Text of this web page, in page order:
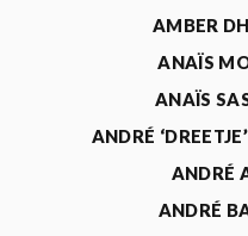
AMBER
ANAÏS
ANAÏS
ANDRÉ
ANDRÉ
ANDRÉ